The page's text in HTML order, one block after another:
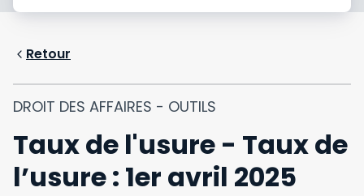
Retour
DROIT DES AFFAIRES - OUTILS
Taux de l'usure - Taux de
l’usure : 1er avril 2025